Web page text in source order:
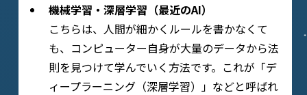
機械学習・深層学習（最近のAI）
こちらは、人間が細かくルールを書かなくて
も、コンピューター自身が大量のデータから法
則を見つけて学んでいく方法です。これが「デ
ィープラーニング（深層学習）」などと呼ばれ